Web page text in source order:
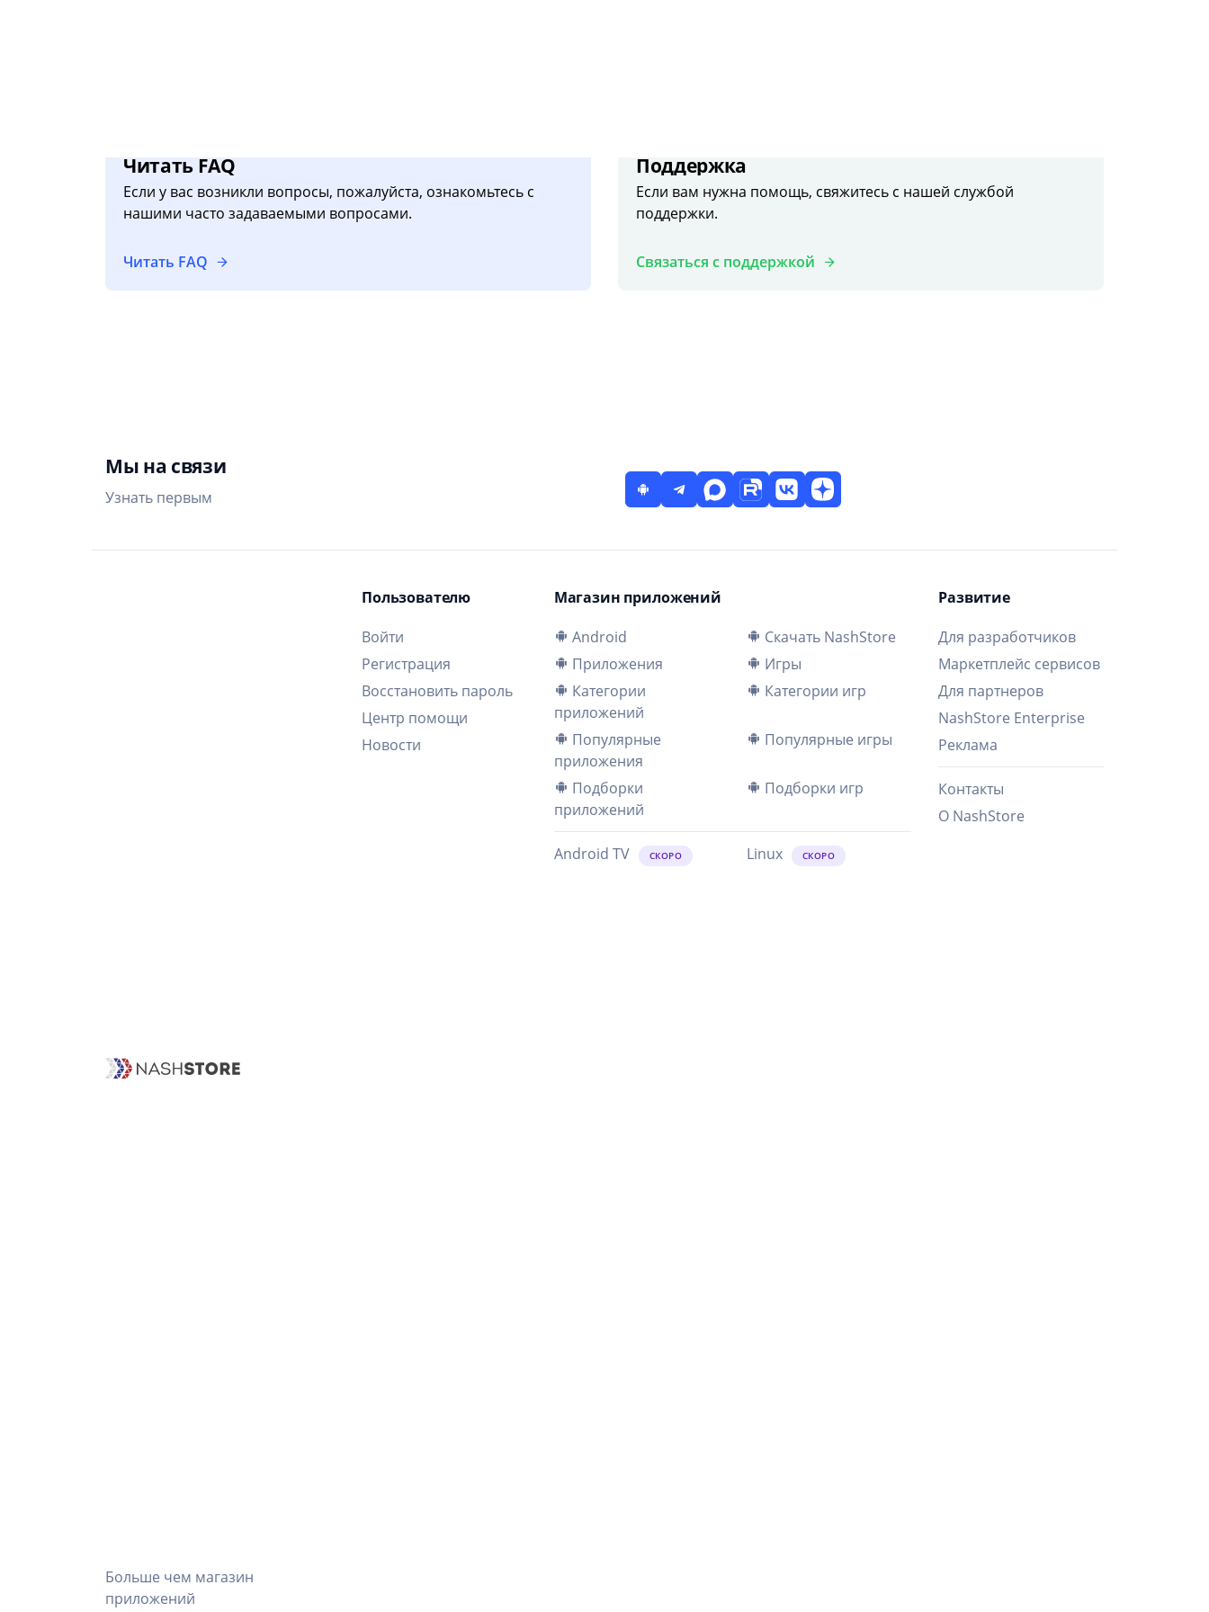
Читать FAQ
Если у вас возникли вопросы, пожалуйста, ознакомьтесь с
нашими часто задаваемыми вопросами.
Читать FAQ
Поддержка
Если вам нужна помощь, свяжитесь с нашей службой
поддержки.
Связаться с поддержкой
Мы на связи
Узнать первым
Больше чем магазин
приложений
Пользователю
Войти
Регистрация
Восстановить пароль
Центр помощи
Новости
Магазин приложений
Android
Скачать NashStore
Приложения
Игры
Категории
приложений
Категории игр
Популярные
приложения
Популярные игры
Подборки
приложений
Подборки игр
Android TV СКОРО Linux СКОРО
Развитие
Для разработчиков
Маркетплейс сервисов
Для партнеров
NashStore Enterprise
Реклама
Контакты
О NashStore